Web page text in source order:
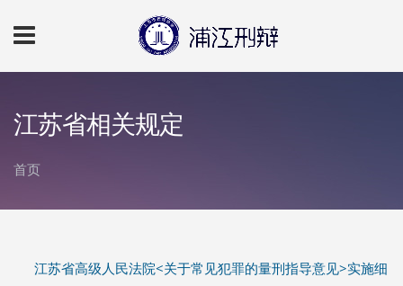
江苏省相关规定
首页
江苏省高级人民法院<关于常见犯罪的量刑指导意见>实施细